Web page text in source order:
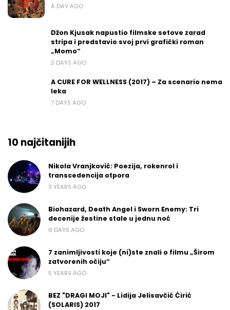
A DAY AGO
Džon Kjusak napustio filmske setove zarad
stripa i predstavio svoj prvi grafički roman
„Momo“
2 DAYS AGO
A CURE FOR WELLNESS (2017) – Za scenario nema
leka
7 DAYS AGO
10 najčitanijih
Nikola Vranjković: Poezija, rokenrol i
transcedencija otpora
3 YEARS AGO
Biohazard, Death Angel i Sworn Enemy: Tri
decenije žestine stale u jednu noć
8 DAYS AGO
7 zanimljivosti koje (ni)ste znali o filmu „Širom
zatvorenih očiju“
5 YEARS AGO
BEZ "DRAGI MOJI" - Lidija Jelisavčić Ćirić
(SOLARIS) 2017